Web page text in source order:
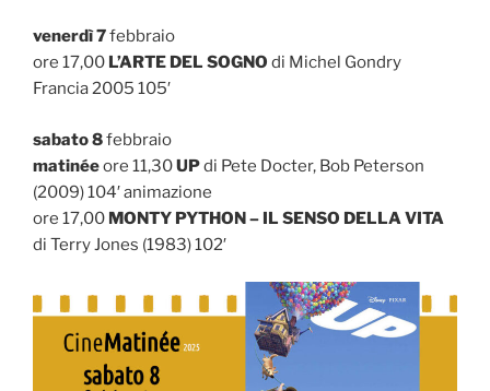
venerdì 7febbraio
ore 17,00 L’ARTE DEL SOGNO di Michel Gondry
Francia 2005 105′
sabato 8febbraio
matinéeore 11,30UPdi Pete Docter, Bob Peterson
(2009) 104′ animazione
ore 17,00 MONTY PYTHON – IL SENSO DELLA VITA
di Terry Jones (1983) 102′